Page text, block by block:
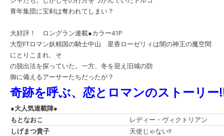
青年集団に宝剣は奪われてしまい？
大好評！ ロングラン連載●カラー41P
大型FTロマン妖精国の騎士中山 星香ローゼリィは闇の神王の魔空間
にとりこまれ、そ
の脱出法を探っていた。一方、冬を迎え旧城の防
御に備えるアーサーたちだったが？
奇跡を呼ぶ、恋とロマンのストーリー
●大人気連載陣●
もとなおこ
レディー・ヴィクトリアン
しげまつ貴子
天使じゃない!!